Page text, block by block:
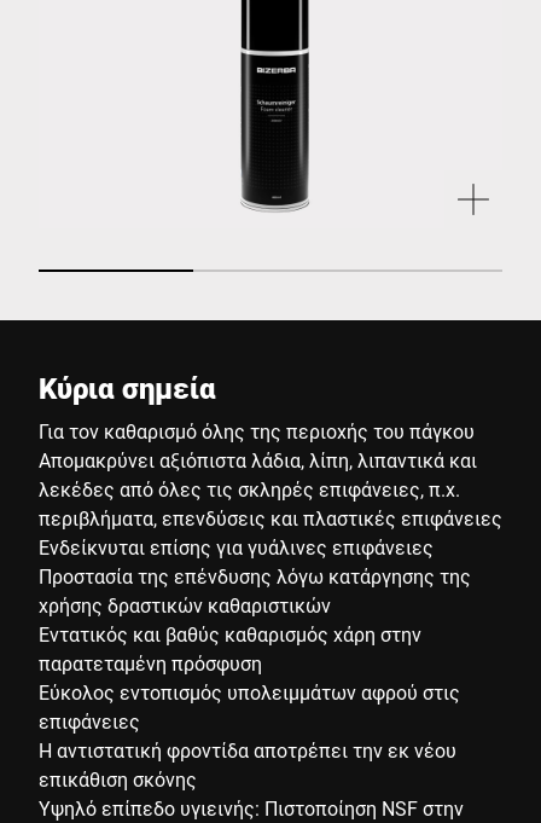
Κύρια σημεία
Για τον καθαρισμό όλης της περιοχής του πάγκου
Απομακρύνει αξιόπιστα λάδια, λίπη, λιπαντικά και
λεκέδες από όλες τις σκληρές επιφάνειες, π.χ.
περιβλήματα, επενδύσεις και πλαστικές επιφάνειες
Ενδείκνυται επίσης για γυάλινες επιφάνειες
Προστασία της επένδυσης λόγω κατάργησης της
χρήσης δραστικών καθαριστικών
Εντατικός και βαθύς καθαρισμός χάρη στην
παρατεταμένη πρόσφυση
Εύκολος εντοπισμός υπολειμμάτων αφρού στις
επιφάνειες
Η αντιστατική φροντίδα αποτρέπει την εκ νέου
επικάθιση σκόνης
Υψηλό επίπεδο υγιεινής: Πιστοποίηση NSF στην